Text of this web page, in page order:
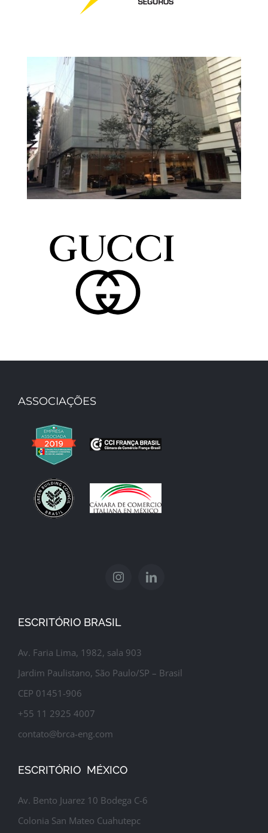
Gracenote
Gold Star Seguros
Prada – Office
ASSOCIAÇÕES
ESCRITÓRIO BRASIL
Av. Faria Lima, 1982, sala 903
Jardim Paulistano, São Paulo/SP – Brasil
CEP 01451-906
+55 11 2925 4007
contato@brca-eng.com
ESCRITÓRIO MÉXICO
Av. Bento Juarez 10 Bodega C-6
Colonia San Mateo Cuahutepc